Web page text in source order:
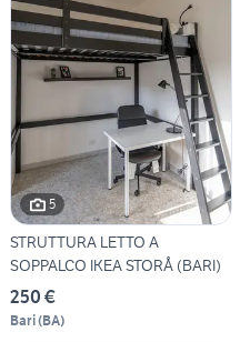
5
STRUTTURA LETTO A
SOPPALCO IKEA STORÅ (BARI)
250 €
Bari(BA)